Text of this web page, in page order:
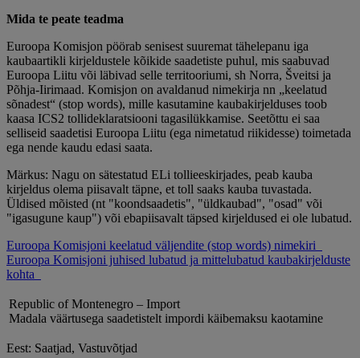
Mida te peate teadma
Euroopa Komisjon pöörab senisest suuremat tähelepanu iga
kaubaartikli kirjeldustele kõikide saadetiste puhul, mis saabuvad
Euroopa Liitu või läbivad selle territooriumi, sh Norra, Šveitsi ja
Põhja-Iirimaad. Komisjon on avaldanud nimekirja nn „keelatud
sõnadest“ (stop words), mille kasutamine kaubakirjelduses toob
kaasa ICS2 tollideklaratsiooni tagasilükkamise. Seetõttu ei saa
selliseid saadetisi Euroopa Liitu (ega nimetatud riikidesse) toimetada
ega nende kaudu edasi saata.
Märkus: Nagu on sätestatud ELi tollieeskirjades, peab kauba
kirjeldus olema piisavalt täpne, et toll saaks kauba tuvastada.
Üldised mõisted (nt "koondsaadetis", "üldkaubad", "osad" või
"igasugune kaup") või ebapiisavalt täpsed kirjeldused ei ole lubatud.
Euroopa Komisjoni keelatud väljendite (stop words) nimekiri
Euroopa Komisjoni juhised lubatud ja mittelubatud kaubakirjelduste
kohta
Republic of Montenegro – Import
Madala väärtusega saadetistelt impordi käibemaksu kaotamine
Eest: Saatjad, Vastuvõtjad